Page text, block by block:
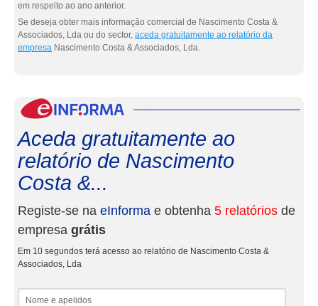
em respeito ao ano anterior.
Se deseja obter mais informação comercial de Nascimento Costa &
Associados, Lda ou do sector, aceda gratuitamente ao relatório da
empresa Nascimento Costa & Associados, Lda.
Aceda gratuitamente ao
relatório de Nascimento
Costa &...
Registe-se na eInforma e obtenha 5 relatórios de
empresa grátis
Em 10 segundos terá acesso ao relatório de Nascimento Costa &
Associados, Lda